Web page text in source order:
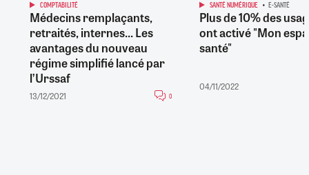
COMPTABILITÉ
Médecins remplaçants,
retraités, internes... Les
avantages du nouveau
régime simplifié lancé par
l’Urssaf
13/12/2021 0
SANTÉ NUMÉRIQUE E-SANTÉ
Plus de 10% des
ont activé "Mon
santé"
04/11/2022